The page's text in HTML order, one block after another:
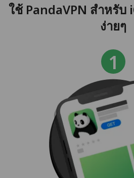
ใช้ PandaVPN สำหรับ
ง่ายๆ